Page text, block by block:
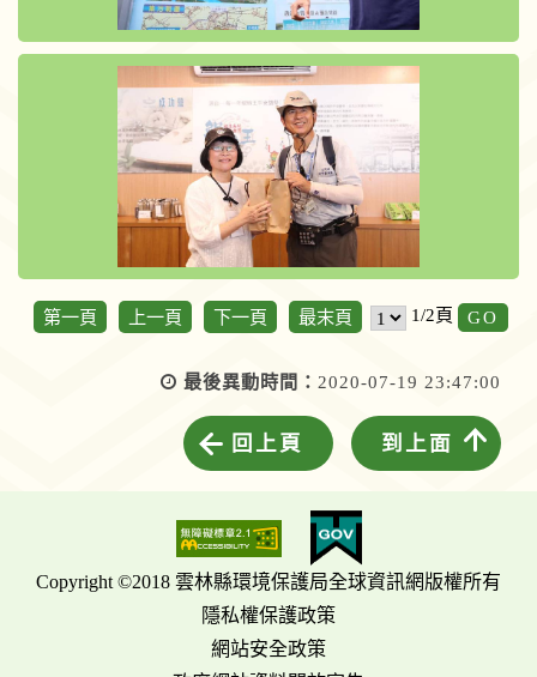
第一頁 上一頁 下一頁 最末頁 1/2頁 GO
最後異動時間： 2020-07-19 23:47:00
回上頁 到上面
Copyright ©2018 雲林縣環境保護局全球資訊網版權所有
隱私權保護政策
網站安全政策